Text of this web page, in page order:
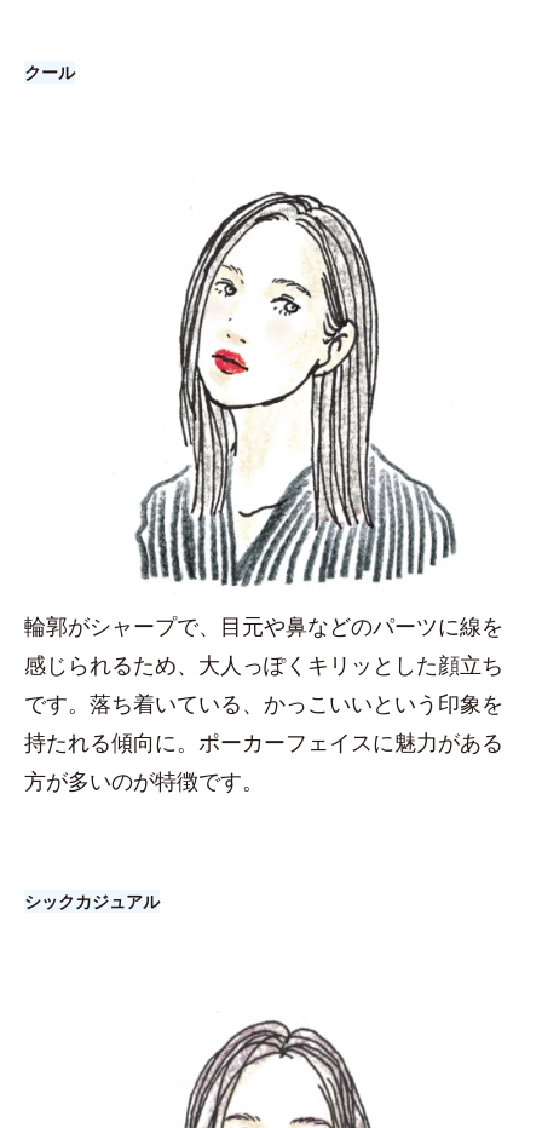
クール
輪郭がシャープで、目元や鼻などのパーツに線を
感じられるため、大人っぽくキリッとした顔立ち
です。落ち着いている、かっこいいという印象を
持たれる傾向に。ポーカーフェイスに魅力がある
方が多いのが特徴です。
シックカジュアル